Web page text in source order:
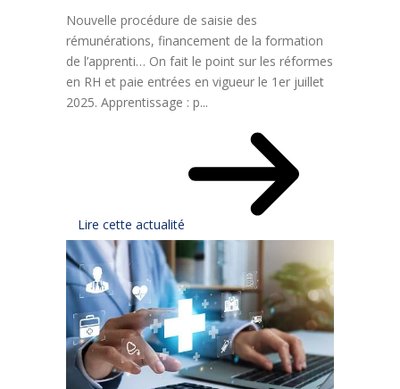
Nouvelle procédure de saisie des
rémunérations, financement de la formation
de l’apprenti… On fait le point sur les réformes
en RH et paie entrées en vigueur le 1er juillet
2025. Apprentissage : p...
Lire cette actualité